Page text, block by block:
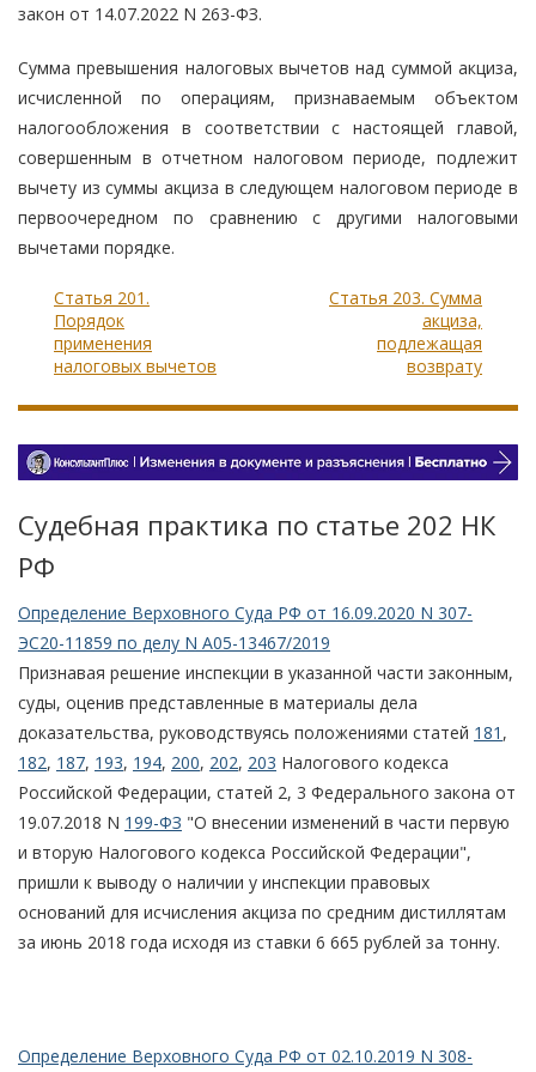
закон от 14.07.2022 N 263-ФЗ.
Сумма превышения налоговых вычетов над суммой акциза,
исчисленной по операциям, признаваемым объектом
налогообложения в соответствии с настоящей главой,
совершенным в отчетном налоговом периоде, подлежит
вычету из суммы акциза в следующем налоговом периоде в
первоочередном по сравнению с другими налоговыми
вычетами порядке.
Статья 201.
Порядок
применения
налоговых вычетов
Статья 203. Сумма
акциза,
подлежащая
возврату
Судебная практика по статье 202 НК
РФ
Определение Верховного Суда РФ от 16.09.2020 N 307-
ЭС20-11859 по делу N А05-13467/2019
Признавая решение инспекции в указанной части законным,
суды, оценив представленные в материалы дела
доказательства, руководствуясь положениями статей 181 ,
182, 187, 193, 194, 200, 202, 203 Налогового кодекса
Российской Федерации, статей 2, 3 Федерального закона от
19.07.2018 N 199-ФЗ "О внесении изменений в части первую
и вторую Налогового кодекса Российской Федерации",
пришли к выводу о наличии у инспекции правовых
оснований для исчисления акциза по средним дистиллятам
за июнь 2018 года исходя из ставки 6 665 рублей за тонну.
Определение Верховного Суда РФ от 02.10.2019 N 308-